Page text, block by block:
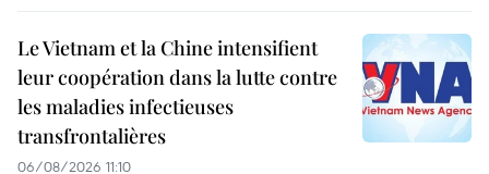
Le Vietnam et la Chine intensifient
leur coopération dans la lutte contre
les maladies infectieuses
transfrontalières
06/08/2026 11:10